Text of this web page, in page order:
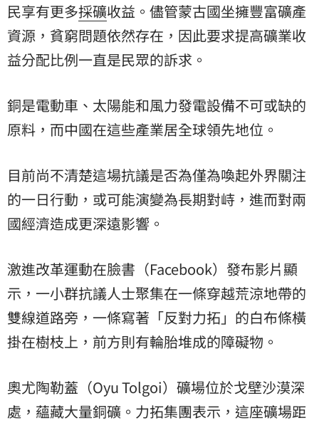
民享有更多採礦收益。儘管蒙古國坐擁豐富礦產
資源，貧窮問題依然存在，因此要求提高礦業收
益分配比例一直是民眾的訴求。
銅是電動車、太陽能和風力發電設備不可或缺的
原料，而中國在這些產業居全球領先地位。
目前尚不清楚這場抗議是否為僅為喚起外界關注
的一日行動，或可能演變為長期對峙，進而對兩
國經濟造成更深遠影響。
激進改革運動在臉書（Facebook）發布影片顯
示，一小群抗議人士聚集在一條穿越荒涼地帶的
雙線道路旁，一條寫著「反對力拓」的白布條橫
掛在樹枝上，前方則有輪胎堆成的障礙物。
奧尤陶勒蓋（Oyu Tolgoi）礦場位於戈壁沙漠深
處，蘊藏大量銅礦。力拓集團表示，這座礦場距